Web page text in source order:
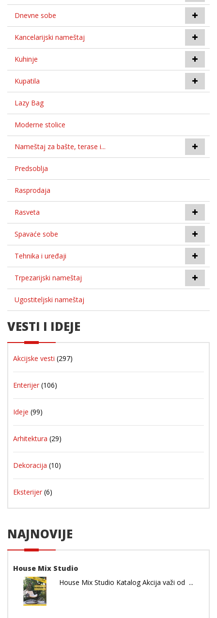
Dnevne sobe
Kancelarijski nameštaj
Kuhinje
Kupatila
Lazy Bag
Moderne stolice
Nameštaj za bašte, terase i...
Predsoblja
Rasprodaja
Rasveta
Spavaće sobe
Tehnika i uređaji
Trpezarijski nameštaj
Ugostiteljski nameštaj
VESTI I IDEJE
Akcijske vesti (297)
Enterijer (106)
Ideje (99)
Arhitektura (29)
Dekoracija (10)
Eksterijer (6)
NAJNOVIJE
House Mix Studio
House Mix Studio Katalog Akcija važi od ...